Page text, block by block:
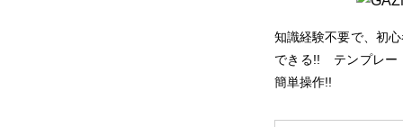
知識経験不要で、初
できる!! テンプレー
簡単操作!!